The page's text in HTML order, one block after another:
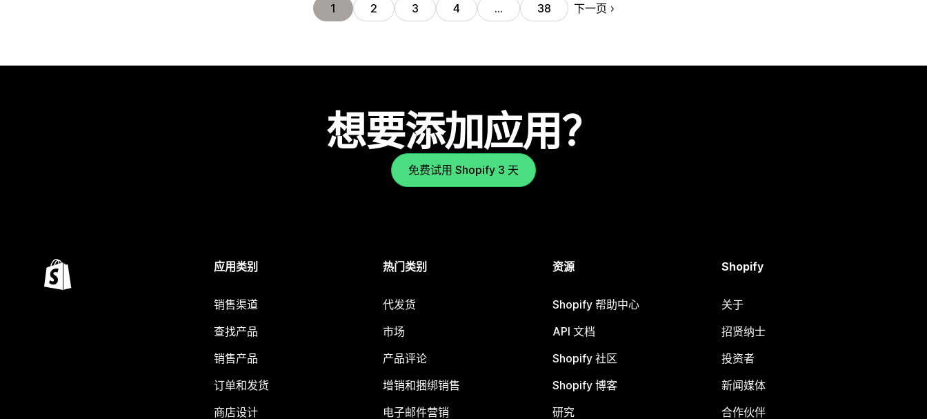
1 2 3 4 … 38 下一页
想要添加应用？
免费试用 Shopify 3 天
应用类别
销售渠道
查找产品
销售产品
订单和发货
商店设计
热门类别
代发货
市场
产品评论
增销和捆绑销售
电子邮件营销
资源
Shopify 帮助中心
API 文档
Shopify 社区
Shopify 博客
研究
Shopify
关于
招贤纳士
投资者
新闻媒体
合作伙伴